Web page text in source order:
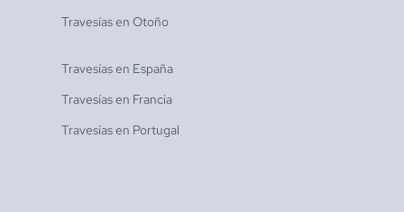
Travesías en Otoño
Travesías en España
Travesías en Francia
Travesías en Portugal